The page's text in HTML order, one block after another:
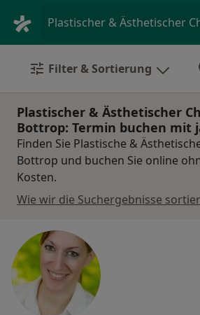
Filter & Sortierung
Plastischer & Ästhetischer
Bottrop: Termin buchen mit
Finden Sie Plastische &
Bottrop und buchen Sie online
Kosten.
Wie wir die Suchergebnisse